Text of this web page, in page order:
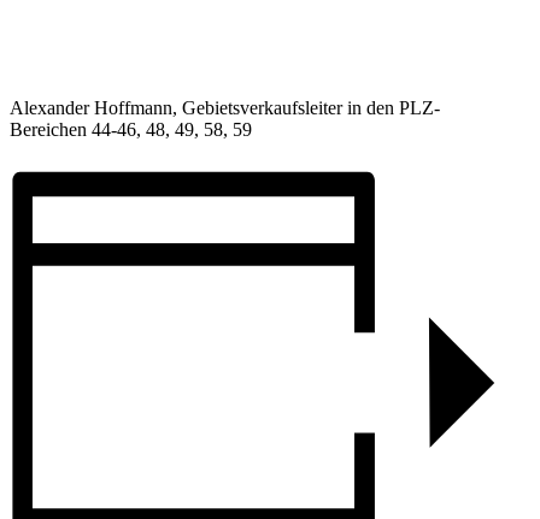
Alexander Hoffmann, Gebietsverkaufsleiter in den PLZ-
Bereichen 44-46, 48, 49, 58, 59